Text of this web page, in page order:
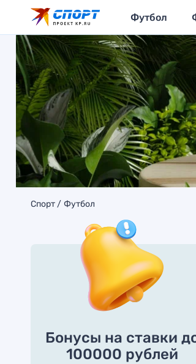
Футбол
Спорт Футбол
Бонусы на ставки
100000 рублей